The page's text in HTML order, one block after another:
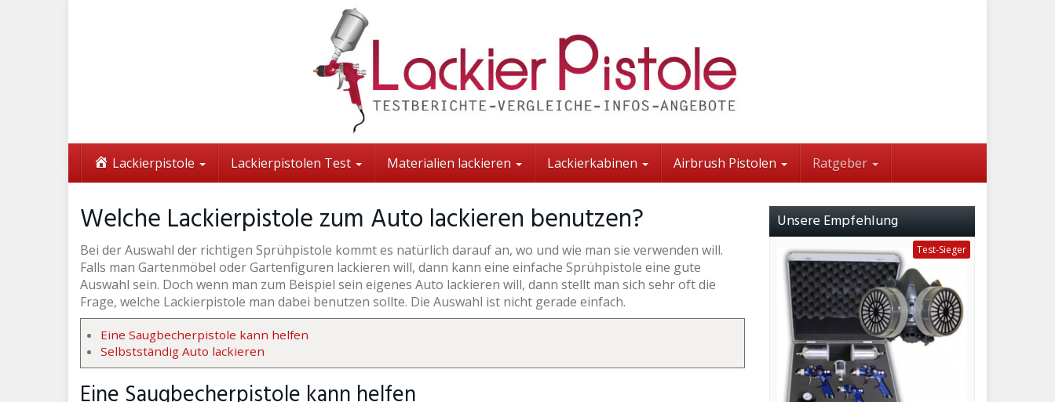
Lackierpistole Lackierpistolen Test Materialien lackieren Lackierkabinen Airbrush Pistolen Ratgeber
Welche Lackierpistole zum Auto lackieren benutzen?
Bei der Auswahl der richtigen Sprühpistole kommt es natürlich darauf an, wo und wie man sie verwenden will.
Falls man Gartenmöbel oder Gartenfiguren lackieren will, dann kann eine einfache Sprühpistole eine gute
Auswahl sein. Doch wenn man zum Beispiel sein eigenes Auto lackieren will, dann stellt man sich sehr oft die
Frage, welche Lackierpistole man dabei benutzen sollte. Die Auswahl ist nicht gerade einfach.
Eine Saugbecherpistole kann helfen
Selbstständig Auto lackieren
Unsere Empfehlung
Test-Sieger